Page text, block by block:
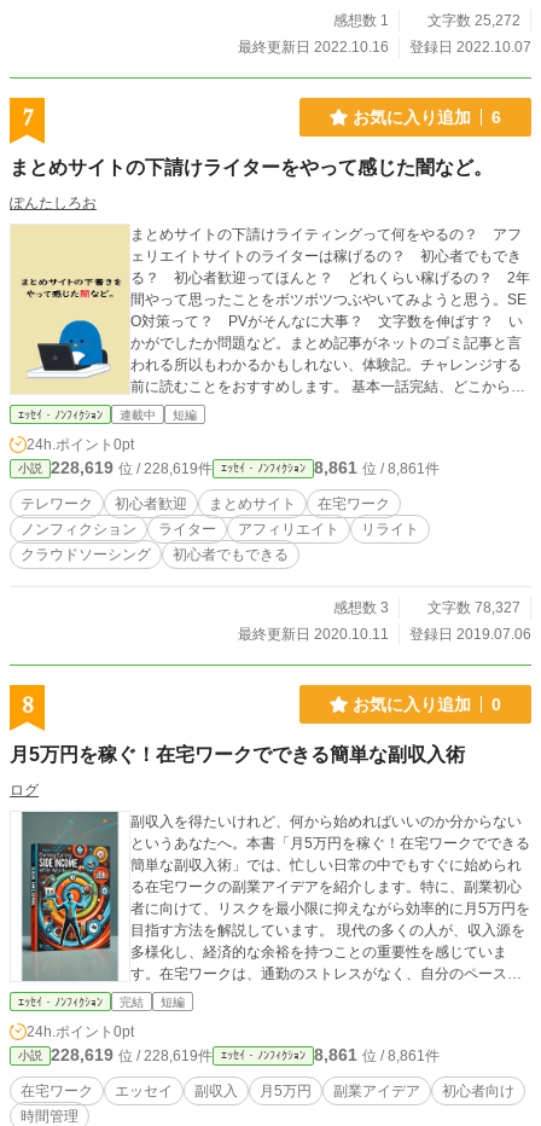
感想数 1
文字数 25,272
最終更新日 2022.10.16
登録日 2022.10.07
7 お気に入り追加 6
まとめサイトの下請けライターをやって感じた闇など。
ぽんたしろお
まとめサイトの下請けライティングって何をやるの？ アフ
ェリエイトサイトのライターは稼げるの？ 初心者でもでき
る？ 初心者歓迎ってほんと？ どれくらい稼げるの？ 2年
間やって思ったことをボツボツつぶやいてみようと思う。SE
O対策って？ PVがそんなに大事？ 文字数を伸ばす？ い
かがでしたか問題など。まとめ記事がネットのゴミ記事と言
われる所以もわかるかもしれない、体験記。チャレンジする
前に読むことをおすすめします。 基本一話完結、どこから読
んでも大丈夫です！ なお、話に関連して出てくるSEO対策の
て感じた闇」関連リンク（外部サイト）をクリックして 参考
にしてください。
ｴｯｾｲ・ﾉﾝﾌｨｸｼｮﾝ 連載中 短編
24h.ポイント 0pt
小説 228,619 位 / 228,619件 ｴｯｾｲ・ﾉﾝﾌｨｸｼｮﾝ 8,861 位 / 8,861件
テレワーク 初心者歓迎 まとめサイト
在宅ワーク
ノンフィクション
ライター アフィリエイト
リライト
クラウドソーシング
初心者でもできる
感想数 3
文字数 78,327
最終更新日 2020.10.11
登録日 2019.07.06
8 お気に入り追加 0
月5万円を稼ぐ！在宅ワークでできる簡単な副収入術
ログ
副収入を得たいけれど、何から始めればいいのか分からない
というあなたへ。本書「月5万円を稼ぐ！在宅ワークでできる
簡単な副収入術」では、忙しい日常の中でもすぐに始められ
る在宅ワークの副業アイデアを紹介します。特に、副業初心
者に向けて、リスクを最小限に抑えながら効率的に月5万円を
目指す方法を解説しています。 現代の多くの人が、収入源を
多様化し、経済的な余裕を持つことの重要性を感じていま
す。在宅ワークは、通勤のストレスがなく、自分のペースで
働けるため、仕事とプライベートのバランスを保ちながら収
がなくても始められるシンプルなアイデアから、より専門的
な知識を活かした副業まで、幅広く紹介しています。 第1章
では、副収入を得ることのメリットと在宅ワークの魅力につ
いて深掘りし、具体的にどのように時間を管理していくかも
ｴｯｾｲ・ﾉﾝﾌｨｸｼｮﾝ 完結 短編
24h.ポイント 0pt
小説 228,619 位 / 228,619件 ｴｯｾｲ・ﾉﾝﾌｨｸｼｮﾝ 8,861 位 / 8,861件
在宅ワーク エッセイ 副収入 月5万円 副業アイデア
初心者向け
時間管理